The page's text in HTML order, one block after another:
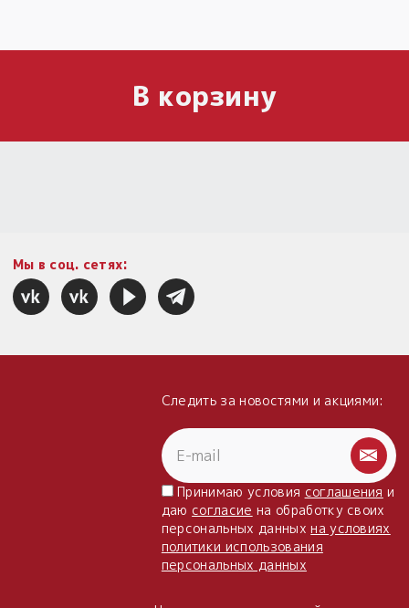
В корзину
Мы в соц. сетях:
Следить за новостями и акциями:
Принимаю условия соглашения и
даю согласие на обработку своих
персональных данныхна условиях
политики использования
персональных данных